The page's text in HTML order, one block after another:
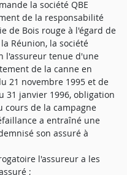
la société QBE
de la responsabilité
de Bois rouge à l'égard de
Réunion, la société
l'assureur tenue d'une
de la canne en
21 novembre 1995 et de
31 janvier 1996, obligation
cours de la campagne
a entraîné une
son assuré à
l'assureur a les
;